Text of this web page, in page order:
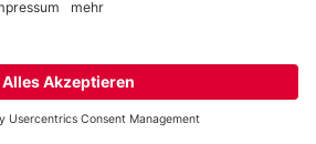
ALLES HERVORHEBEN